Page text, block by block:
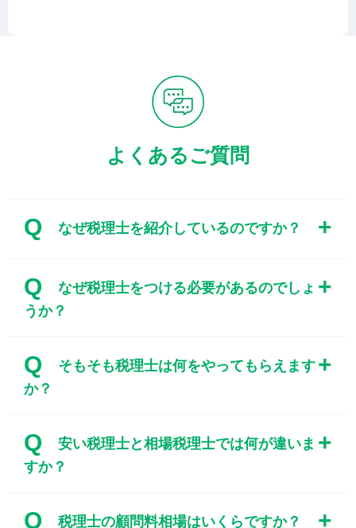
よくあるご質問
Q なぜ税理士を紹介しているのですか？
Q
なぜ税理士をつける必要があるのでしょ
うか？
Q
そもそも税理士は何をやってもらえます
か？
Q
安い税理士と相場税理士では何が違いま
すか？
Q 税理士の顧問料相場はいくらですか？